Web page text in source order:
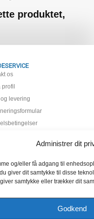
Administrer dit
og/eller få adgang til
giver dit samtykke til disse
samtykke eller trækker dit
Godkend
produktet,
os
profil
levering
– Log ind
af pulsoximeter
i udåndingsluften